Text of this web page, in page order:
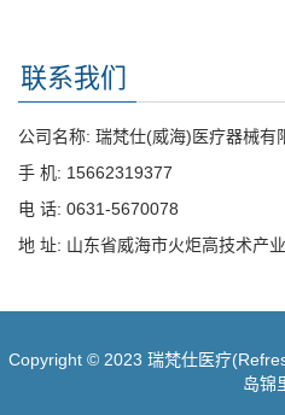
联系我们
公司名称: 瑞梵仕(威海)医疗器械有
手 机: 15662319377
电 话: 0631-5670078
地 址: 山东省威海市火炬高技术产
Copyright © 2023 瑞梵仕医疗
岛锦